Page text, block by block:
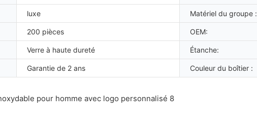
luxe Matériel du groupe :
200 pièces OEM:
Verre à haute dureté Étanche:
Garantie de 2 ans Couleur du boîtier :